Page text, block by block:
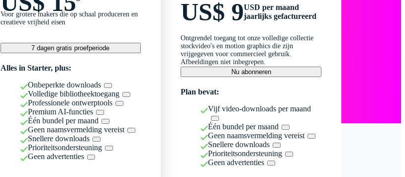
Voor grotere makers die op schaal produceren en
creatieve vrijheid eisen
7 dagen gratis proefperiode
Alles in Starter, plus:
Onbeperkte downloads
Volledige bibliotheektoegang
Professionele ontwerptools
Premium AI-functies
Één bundel per maand
Geen naamsvermelding vereist
Snellere downloads
Prioriteitsondersteuning
Geen advertenties
US$ 9USD per maand
jaarlijks gefactureerd
Ontgrendel toegang tot onze volledige collectie
stockvideo's en motion graphics die zijn
vrijgegeven voor commercieel gebruik.
Afbeeldingen niet inbegrepen.
Nu abonneren
Plan bevat:
Vijf video-downloads per maand
Één bundel per maand
Geen naamsvermelding vereist
Snellere downloads
Prioriteitsondersteuning
Geen advertenties